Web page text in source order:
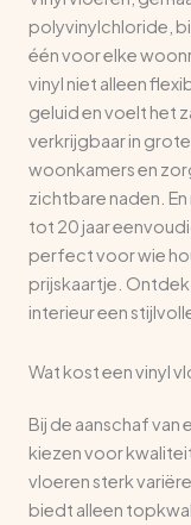
polyvinylchloride,
één voor elke
vinyl niet alleen
geluid en voelt het
verkrijgbaar in
woonkamers en
zichtbare naden. En
tot 20 jaar
perfect voor wie
prijskaartje.
interieur een
Wat kost een vinyl
Bij de aanschaf van
kiezen voor
vloeren sterk
biedt alleen